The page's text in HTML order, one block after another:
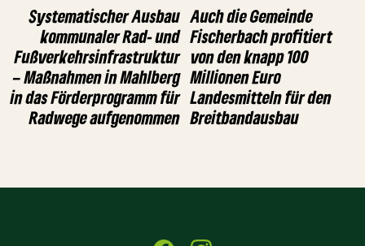
Systematischer Ausbau
kommunaler Rad- und
Fußverkehrsinfrastruktur
– Maßnahmen in Mahlberg
in das Förderprogramm für
Radwege aufgenommen
Auch die Gemeinde
Fischerbach profitiert
von den knapp 100
Millionen Euro
Landesmitteln für den
Breitbandausbau